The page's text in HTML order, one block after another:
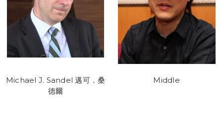
Michael J. Sandel 邁可．桑
德爾
Middle